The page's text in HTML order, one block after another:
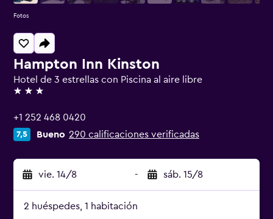
Hampton Inn Kinston
Hotel de 3 estrellas con Piscina al aire libre
3 estrellas
+1 252 468 0420
7,5 Bueno 290 calificaciones verificadas
vie. 14/8 - sáb. 15/8
2 huéspedes, 1 habitación
Fotos